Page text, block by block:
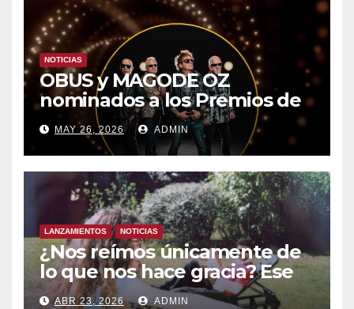
NOTICIAS
OBUS y MAGODE OZ
nominados a los Premios de
la Academia de la Música de
España- Esta noche en La 2
MAY 26, 2026 ADMIN
LANZAMIENTOS NOTICIAS
¿Nos reímos únicamente de
lo que nos hace gracia? Ese
chiste ya me lo has contado,
ABR 23, 2026 ADMIN